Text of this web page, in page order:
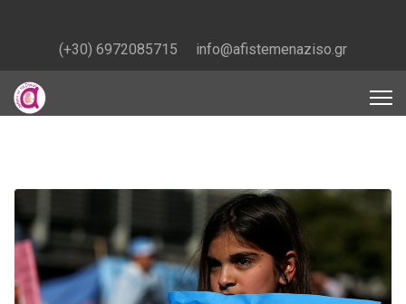
(+30) 6972085715 info@afistemenaziso.gr